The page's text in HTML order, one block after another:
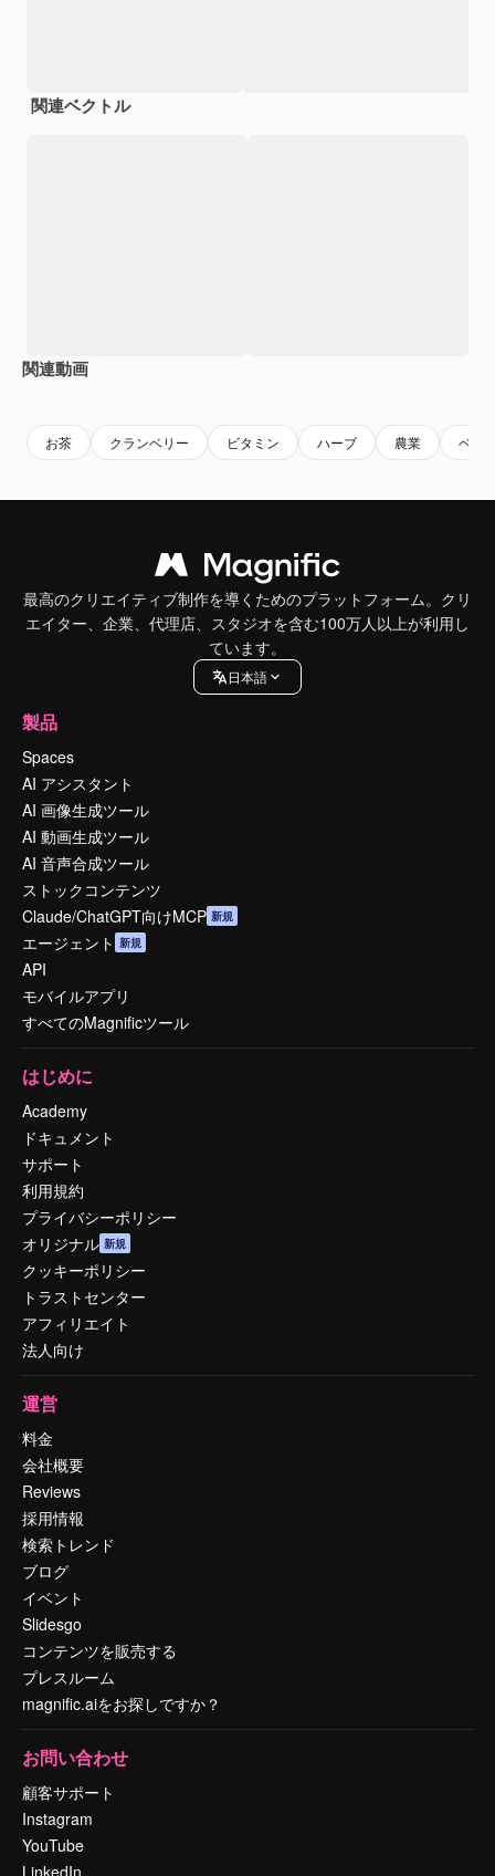
関連ベクトル
関連動画
お茶 クランベリー ビタミン ハーブ 農業 ベリ
最高のクリエイティブ制作を導くためのプラットフォーム。クリ
エイター、企業、代理店、スタジオを含む100万人以上が利用し
ています。
日本語
製品
Spaces
AI アシスタント
AI 画像生成ツール
AI 動画生成ツール
AI 音声合成ツール
ストックコンテンツ
Claude/ChatGPT向けMCP 新規
エージェント 新規
API
モバイルアプリ
すべてのMagnificツール
はじめに
Academy
ドキュメント
サポート
利用規約
プライバシーポリシー
オリジナル 新規
クッキーポリシー
トラストセンター
アフィリエイト
法人向け
運営
料金
会社概要
Reviews
採用情報
検索トレンド
ブログ
イベント
Slidesgo
コンテンツを販売する
プレスルーム
magnific.aiをお探しですか？
お問い合わせ
顧客サポート
Instagram
YouTube
LinkedIn